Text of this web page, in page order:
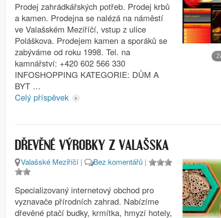
Prodej zahrádkářských potřeb. Prodej krbů
a kamen. Prodejna se nalézá na náměstí
ve Valašském Meziříčí, vstup z ulice
Poláškova. Prodejem kamen a sporáků se
zabýváme od roku 1998. Tel. na
kamnářství: +420 602 566 330
INFOSHOPPING KATEGORIE: DŮM A
BYT …
Celý příspěvek
DŘEVĚNÉ VÝROBKY Z VALAŠSKA
Valašské Meziříčí| Bez komentářů |
Specializovaný internetový obchod pro
vyznavače přírodních zahrad. Nabízíme
dřevěné ptačí budky, krmítka, hmyzí hotely,